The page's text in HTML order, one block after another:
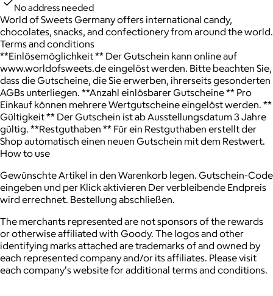
No address needed
World of Sweets Germany offers international candy,
chocolates, snacks, and confectionery from around the world.
Terms and conditions
**Einlösemöglichkeit ** Der Gutschein kann online auf
www.worldofsweets.de eingelöst werden. Bitte beachten Sie,
dass die Gutscheine, die Sie erwerben, ihrerseits gesonderten
AGBs unterliegen. **Anzahl einlösbarer Gutscheine ** Pro
Einkauf können mehrere Wertgutscheine eingelöst werden. **
Gültigkeit ** Der Gutschein ist ab Ausstellungsdatum 3 Jahre
gültig. **Restguthaben ** Für ein Restguthaben erstellt der
Shop automatisch einen neuen Gutschein mit dem Restwert.
How to use
Gewünschte Artikel in den Warenkorb legen. Gutschein-Code
eingeben und per Klick aktivieren Der verbleibende Endpreis
wird errechnet. Bestellung abschließen.
The merchants represented are not sponsors of the rewards
or otherwise affiliated with Goody. The logos and other
identifying marks attached are trademarks of and owned by
each represented company and/or its affiliates. Please visit
each company's website for additional terms and conditions.